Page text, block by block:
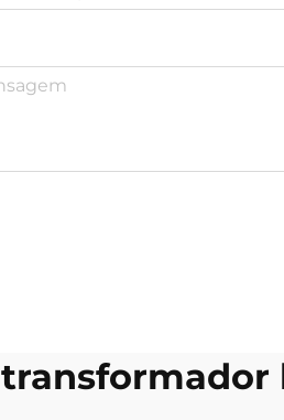
transformador